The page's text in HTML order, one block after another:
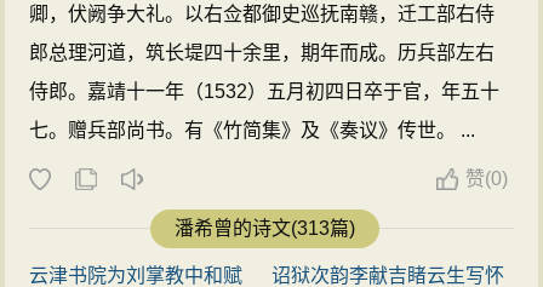
卿，伏阙争大礼。以右佥都御史巡抚南赣，迁工部右侍
郎总理河道，筑长堤四十余里，期年而成。历兵部左右
侍郎。嘉靖十一年（1532）五月初四日卒于官，年五十
七。赠兵部尚书。有《竹简集》及《奏议》传世。 ...
赞(0)
潘希曾的诗文(313篇)
云津书院为刘掌教中和赋
诏狱次韵李献吉睹云生写怀